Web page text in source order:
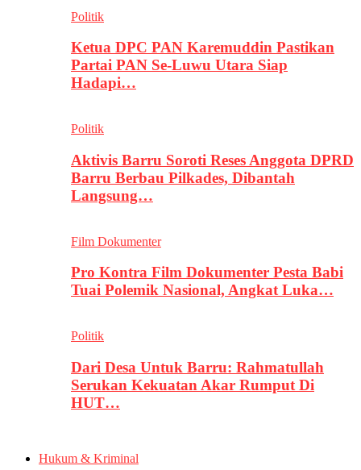
Politik
Ketua DPC PAN Karemuddin Pastikan
Partai PAN Se-Luwu Utara Siap
Hadapi…
Politik
Aktivis Barru Soroti Reses Anggota DPRD
Barru Berbau Pilkades, Dibantah
Langsung…
Film Dokumenter
Pro Kontra Film Dokumenter Pesta Babi
Tuai Polemik Nasional, Angkat Luka…
Politik
Dari Desa Untuk Barru: Rahmatullah
Serukan Kekuatan Akar Rumput Di
HUT…
Hukum & Kriminal